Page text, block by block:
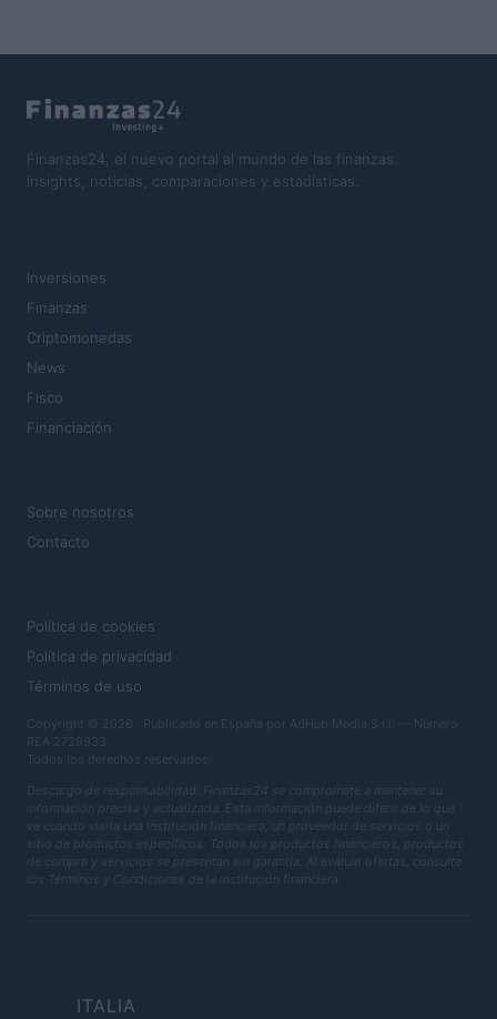
Finanzas24, el nuevo portal al mundo de las finanzas.
Insights, noticias, comparaciones y estadísticas.
Inversiones
Finanzas
Criptomonedas
News
Fisco
Financiación
Sobre nosotros
Contacto
Política de cookies
Política de privacidad
Términos de uso
Copyright © 2026 · Publicado en España por AdHub Media S.r.l. — Número
REA 2729933
Todos los derechos reservados
Descargo de responsabilidad: Finanzas24 se compromete a mantener su
información precisa y actualizada. Esta información puede diferir de lo que
ve cuando visita una institución financiera, un proveedor de servicios o un
sitio de productos específicos. Todos los productos financieros, productos
de compra y servicios se presentan sin garantía. Al evaluar ofertas, consulte
los Términos y Condiciones de la institución financiera.
ITALIA